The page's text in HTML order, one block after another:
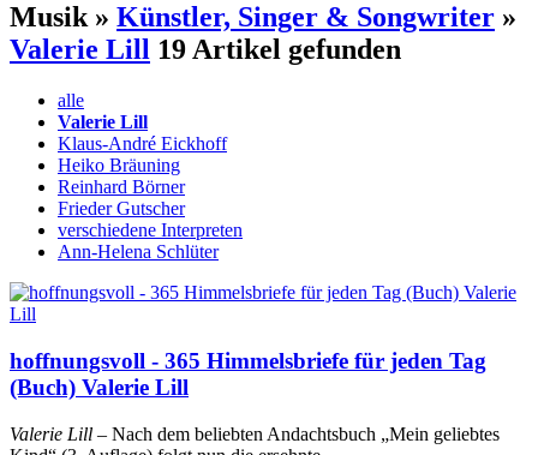
Musik » Künstler, Singer & Songwriter »
Valerie Lill 19 Artikel gefunden
alle
Valerie Lill
Klaus-André Eickhoff
Heiko Bräuning
Reinhard Börner
Frieder Gutscher
verschiedene Interpreten
Ann-Helena Schlüter
hoffnungsvoll - 365 Himmelsbriefe für jeden Tag
(Buch) Valerie Lill
Valerie Lill – Nach dem beliebten Andachtsbuch „Mein geliebtes